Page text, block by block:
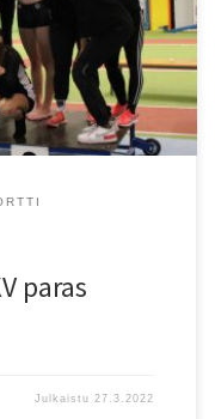
n?htiin paljon
Kisa-Veikot, joka
26.3. […]
paras
Julkaistu27.3.2022